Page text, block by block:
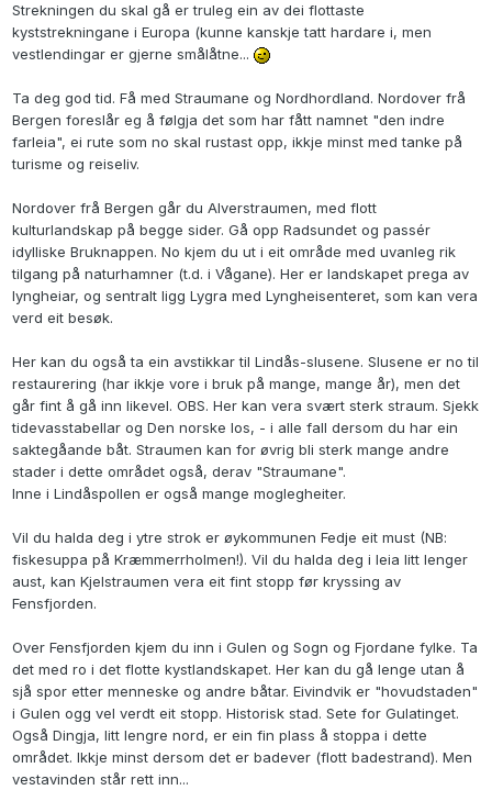
Strekningen du skal gå er truleg ein av dei flottaste
kyststrekningane i Europa (kunne kanskje tatt hardare i, men
vestlendingar er gjerne smålåtne...
Ta deg god tid. Få med Straumane og Nordhordland. Nordover frå
Bergen foreslår eg å følgja det som har fått namnet "den indre
farleia", ei rute som no skal rustast opp, ikkje minst med tanke på
turisme og reiseliv.
Nordover frå Bergen går du Alverstraumen, med flott
kulturlandskap på begge sider. Gå opp Radsundet og passér
idylliske Bruknappen. No kjem du ut i eit område med uvanleg rik
tilgang på naturhamner (t.d. i Vågane). Her er landskapet prega av
lyngheiar, og sentralt ligg Lygra med Lyngheisenteret, som kan vera
verd eit besøk.
Her kan du også ta ein avstikkar til Lindås-slusene. Slusene er no til
restaurering (har ikkje vore i bruk på mange, mange år), men det
går fint å gå inn likevel. OBS. Her kan vera svært sterk straum. Sjekk
tidevasstabellar og Den norske los, - i alle fall dersom du har ein
saktegåande båt. Straumen kan for øvrig bli sterk mange andre
stader i dette området også, derav "Straumane".
Inne i Lindåspollen er også mange moglegheiter.
Vil du halda deg i ytre strok er øykommunen Fedje eit must (NB:
fiskesuppa på Kræmmerrholmen!). Vil du halda deg i leia litt lenger
aust, kan Kjelstraumen vera eit fint stopp før kryssing av
Fensfjorden.
Over Fensfjorden kjem du inn i Gulen og Sogn og Fjordane fylke. Ta
det med ro i det flotte kystlandskapet. Her kan du gå lenge utan å
sjå spor etter menneske og andre båtar. Eivindvik er "hovudstaden"
i Gulen ogg vel verdt eit stopp. Historisk stad. Sete for Gulatinget.
Også Dingja, litt lengre nord, er ein fin plass å stoppa i dette
området. Ikkje minst dersom det er badever (flott badestrand). Men
vestavinden står rett inn...